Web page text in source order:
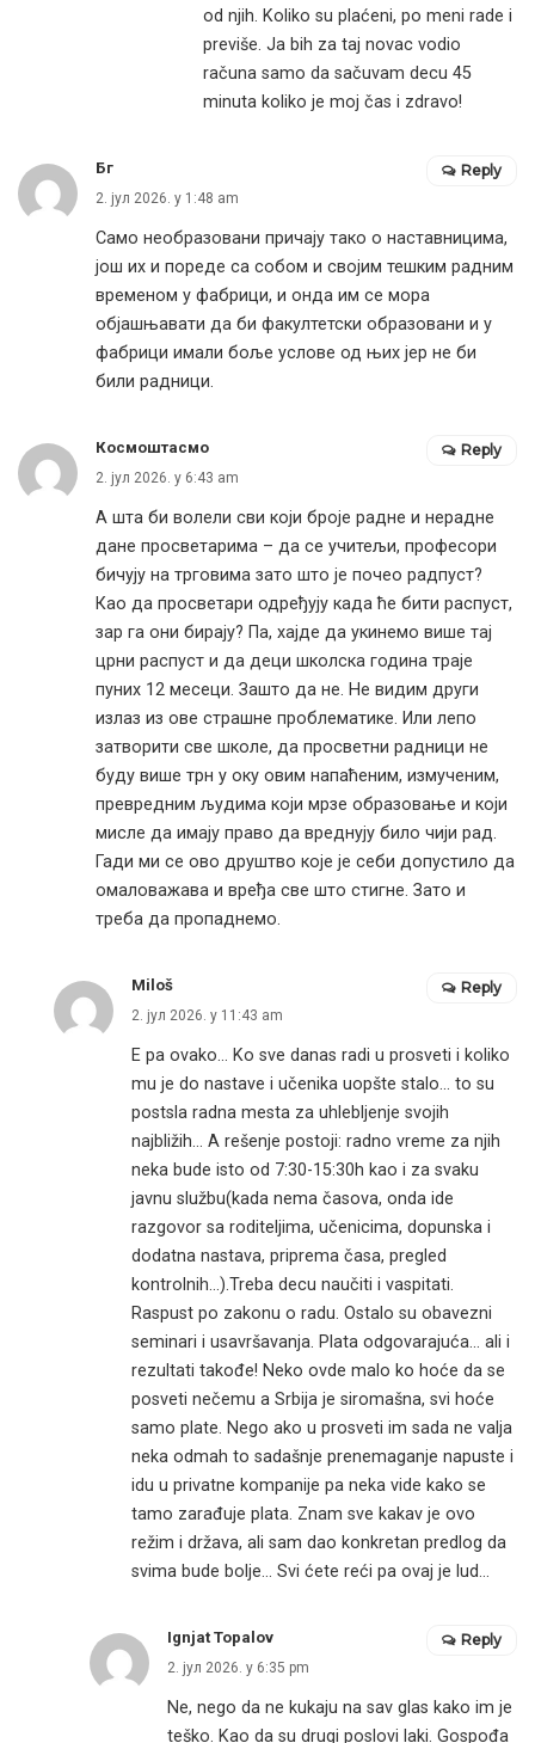
od njih. Koliko su plaćeni, po meni rade i
previše. Ja bih za taj novac vodio
računa samo da sačuvam decu 45
minuta koliko je moj čas i zdravo!
Бг
2. јул 2026. у 1:48 am
Само необразовани причају тако о наставницима,
још их и пореде са собом и својим тешким радним
временом у фабрици, и онда им се мора
објашњавати да би факултетски образовани и у
фабрици имали боље услове од њих јер не би
били радници.
Reply
Космоштасмо
2. јул 2026. у 6:43 am
А шта би волели сви који броје радне и нерадне
дане просветарима – да се учитељи, професори
бичују на трговима зато што је почео радпуст?
Као да просветари одређују када ће бити распуст,
зар га они бирају? Па, хајде да укинемо више тај
црни распуст и да деци школска година траје
пуних 12 месеци. Зашто да не. Не видим други
излаз из ове страшне проблематике. Или лепо
затворити све школе, да просветни радници не
буду више трн у оку овим напаћеним, измученим,
превредним људима који мрзе образовање и који
мисле да имају право да вреднују било чији рад.
Гади ми се ово друштво које је себи допустило да
омаловажава и вређа све што стигне. Зато и
треба да пропаднемо.
Reply
Miloš
2. јул 2026. у 11:43 am
E pa ovako… Ko sve danas radi u prosveti i koliko
mu je do nastave i učenika uopšte stalo… to su
postsla radna mesta za uhlebljenje svojih
najbližih… A rešenje postoji: radno vreme za njih
neka bude isto od 7:30-15:30h kao i za svaku
javnu službu(kada nema časova, onda ide
razgovor sa roditeljima, učenicima, dopunska i
dodatna nastava, priprema časa, pregled
kontrolnih…).Treba decu naučiti i vaspitati.
Raspust po zakonu o radu. Ostalo su obavezni
seminari i usavršavanja. Plata odgovarajuća… ali i
rezultati takođe! Neko ovde malo ko hoće da se
posveti nečemu a Srbija je siromašna, svi hoće
samo plate. Nego ako u prosveti im sada ne valja
neka odmah to sadašnje prenemaganje napuste i
idu u privatne kompanije pa neka vide kako se
tamo zarađuje plata. Znam sve kakav je ovo
režim i država, ali sam dao konkretan predlog da
svima bude bolje… Svi ćete reći pa ovaj je lud…
Reply
Ignjat Topalov
2. јул 2026. у 6:35 pm
Ne, nego da ne kukaju na sav glas kako im je
teško. Kao da su drugi poslovi laki. Gospođa
Reply